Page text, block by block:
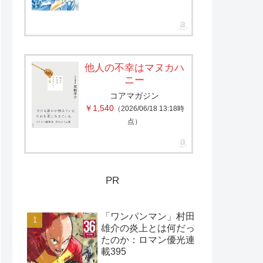
他人の不幸はマヌカハ
ニー
コアマガジン
￥1,540（2026/06/18 13:18時
点）
PR
「ワンパンマン」村田
雄介の炎上とは何だっ
たのか：ロマン優光連
載395